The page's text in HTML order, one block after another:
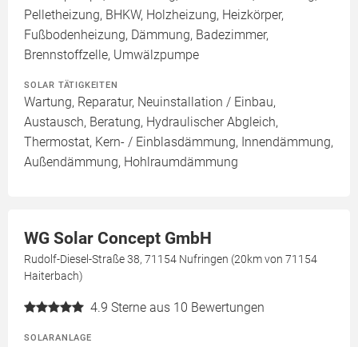
Pelletheizung, BHKW, Holzheizung, Heizkörper,
Fußbodenheizung, Dämmung, Badezimmer,
Brennstoffzelle, Umwälzpumpe
SOLAR TÄTIGKEITEN
Wartung, Reparatur, Neuinstallation / Einbau,
Austausch, Beratung, Hydraulischer Abgleich,
Thermostat, Kern- / Einblasdämmung, Innendämmung,
Außendämmung, Hohlraumdämmung
WG Solar Concept GmbH
Rudolf-Diesel-Straße 38, 71154 Nufringen (20km von 71154
Haiterbach)
4.9 Sterne aus 10 Bewertungen
SOLARANLAGE